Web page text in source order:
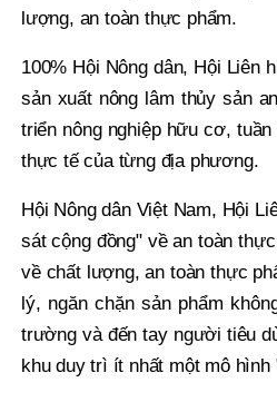
lượng, an toàn thực phẩm.
100% Hội Nông dân, Hội Liên
sản xuất nông lâm thủy sản
triển nông nghiệp hữu cơ,
thực tế của từng địa phương.
Hội Nông dân Việt Nam, Hội
sát cộng đồng" về an toàn
về chất lượng, an toàn thực
lý, ngăn chặn sản phẩm
trường và đến tay người tiêu
khu duy trì ít nhất một mô hình